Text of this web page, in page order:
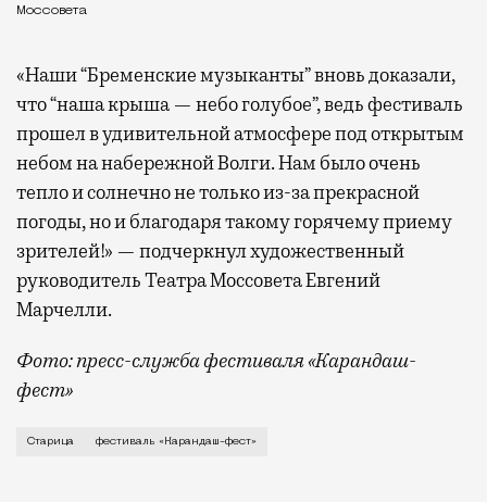
Моссовета
«Наши “Бременские музыканты” вновь доказали,
что “наша крыша — небо голубое”, ведь фестиваль
прошел в удивительной атмосфере под открытым
небом на набережной Волги. Нам было очень
тепло и солнечно не только из-за прекрасной
погоды, но и благодаря такому горячему приему
зрителей!» — подчеркнул художественный
руководитель Театра Моссовета Евгений
Марчелли.
Фото: пресс-служба фестиваля «Карандаш-
фест»
В минувший уикенд маленькая Старица в
Старица фестиваль «Карандаш-фест»